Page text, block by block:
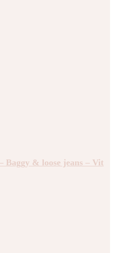
Baggy & loose jeans – Vit